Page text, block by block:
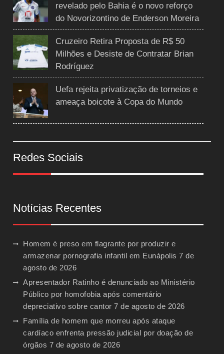
revelado pelo Bahia é o novo reforço
do Novorizontino de Enderson Moreira
Cruzeiro Retira Proposta de R$ 50
Milhões e Desiste de Contratar Brian
Rodríguez
Uefa rejeita privatização de torneios e
ameaça boicote à Copa do Mundo
Redes Sociais
Notícias Recentes
Homem é preso em flagrante por produzir e
armazenar pornografia infantil em Eunápolis 7 de
agosto de 2026
Apresentador Ratinho é denunciado ao Ministério
Público por homofobia após comentário
depreciativo sobre cantor 7 de agosto de 2026
Família de homem que morreu após ataque
cardíaco enfrenta pressão judicial por doação de
órgãos 7 de agosto de 2026